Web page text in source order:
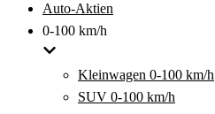
Auto-Aktien
0-100 km/h
Kleinwagen 0-100 km/h
SUV 0-100 km/h